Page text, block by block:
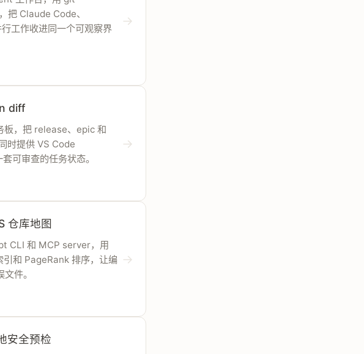
把 Claude Code、
工作收进同一个可观察界
→
diff
，把 release、epic 和
时提供 VS Code
可审查的任务状态。
→
仓库地图
CLI 和 MCP server，用
和 PageRank 排序，让编
件。
→
安全预检